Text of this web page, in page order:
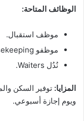
الوظائف المتاحة:
موظف استقبال.
موظفو Housekeeping.
نُدُل Waiters.
المزايا: توفير السكن
ويوم إجازة أسبوعي.